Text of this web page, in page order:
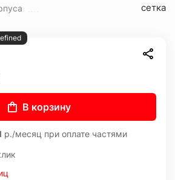
сетка
В корзину
р./месяц при оплате частями